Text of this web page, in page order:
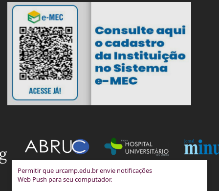
Permitir que urcamp.edu.br envie notificações
Web Push para seu computador.